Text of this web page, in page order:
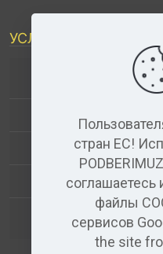
УСЛУГИ
АНАЛИЗ
УСЛУГИ
АУДИО
стран ЕС!
соглашаетесь
файлы
сервисов
the site